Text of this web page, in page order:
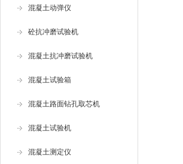
混凝土动弹仪
砼抗冲磨试验机
混凝土抗冲磨试验机
混凝土试验箱
混凝土路面钻孔取芯机
混凝土试验机
混凝土测定仪